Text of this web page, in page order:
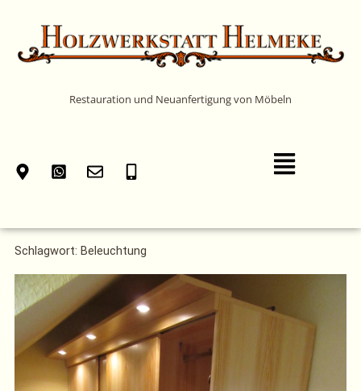
springen
Restauration und Neuanfertigung von Möbeln
Main
Menu
Schlagwort: Beleuchtung